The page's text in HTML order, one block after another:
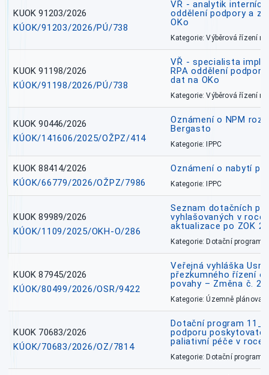
KUOK 91203/2026
KÚOK/91203/2026/PÚ/738
VŘ - analytik
oddělení podpory a
OKo
Kategorie: Výběrová řízení
KUOK 91198/2026
KÚOK/91198/2026/PÚ/738
VŘ - specialista
RPA oddělení
dat na OKo
Kategorie: Výběrová řízení
KUOK 90446/2026
KÚOK/141606/2025/OŽPZ/414
Oznámení o NPM
Bergasto
Kategorie: IPPC
KUOK 88414/2026
KÚOK/66779/2026/OŽPZ/7986
Oznámení o nabytí
Kategorie: IPPC
KUOK 89989/2026
KÚOK/1109/2025/OKH-O/286
Seznam dotačních
vyhlašovaných v roce
aktualizace po ZOK
Kategorie: Dotační
KUOK 87945/2026
KÚOK/80499/2026/OSR/9422
Veřejná vyhláška
přezkumného řízení
povahy – Změna č. 2
Kategorie: Územně
KUOK 70683/2026
KÚOK/70683/2026/OZ/7814
Dotační program
podporu
paliativní péče v roce
Kategorie: Dotační